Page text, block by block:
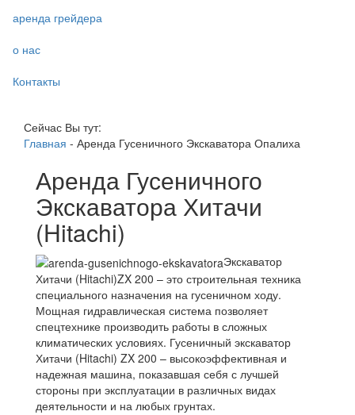
аренда грейдера
о нас
Контакты
Сейчас Вы тут:
Главная - Аренда Гусеничного Экскаватора Опалиха
Аренда Гусеничного
Экскаватора Хитачи
(Hitachi)
Экскаватор
Хитачи (Hitachi)ZX 200 – это строительная техника
специального назначения на гусеничном ходу.
Мощная гидравлическая система позволяет
спецтехнике производить работы в сложных
климатических условиях. Гусеничный экскаватор
Хитачи (Hitachi) ZX 200 – высокоэффективная и
надежная машина, показавшая себя с лучшей
стороны при эксплуатации в различных видах
деятельности и на любых грунтах.